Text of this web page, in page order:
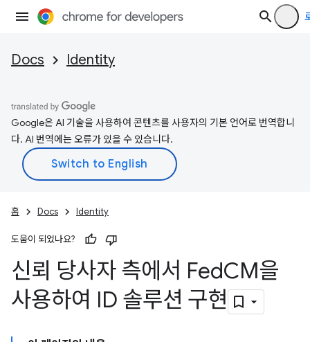
Docs Identity
Google은 AI 기술을 사용하여 콘텐츠를 사용자의 기본 언어로 번역합니
다. AI 번역에는 오류가 있을 수 있습니다.
홈 Docs Identity
도움이 되었나요?
신뢰 당사자 측에서 FedCM을
사용하여 ID 솔루션 구현